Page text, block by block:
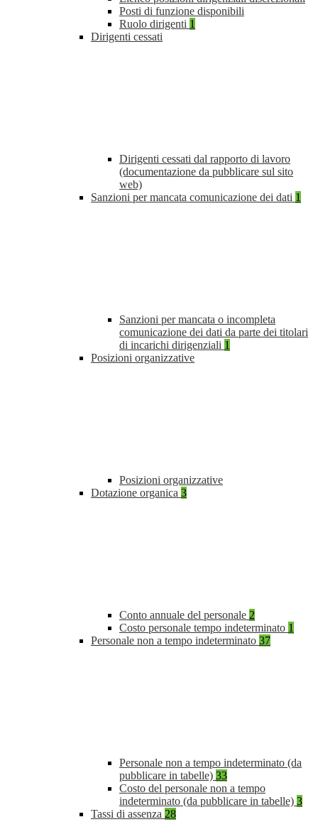
Posti di funzione disponibili
Ruolo dirigenti 1
Dirigenti cessati
Dirigenti cessati dal rapporto di lavoro
(documentazione da pubblicare sul sito
web)
Sanzioni per mancata comunicazione dei dati 1
Sanzioni per mancata o incompleta
comunicazione dei dati da parte dei titolari
di incarichi dirigenziali 1
Posizioni organizzative
Posizioni organizzative
Dotazione organica 3
Conto annuale del personale 2
Costo personale tempo indeterminato 1
Personale non a tempo indeterminato 37
Personale non a tempo indeterminato (da
pubblicare in tabelle) 33
Costo del personale non a tempo
indeterminato (da pubblicare in tabelle) 3
Tassi di assenza 28